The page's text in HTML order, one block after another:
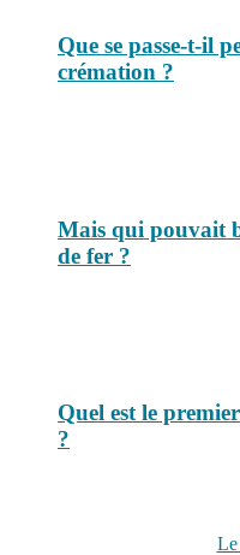
Que se passe-t-il
crémation ?
Mais qui pouvait
de fer ?
Quel est le
?
Le